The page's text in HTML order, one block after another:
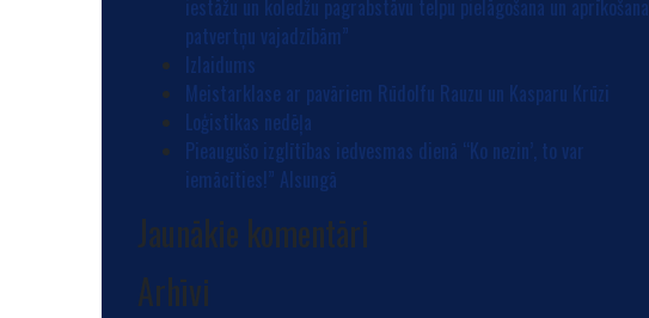
iestāžu un koledžu pagrabstāvu telpu pielāgošana un aprīkošana
patvertņu vajadzībām”
Izlaidums
Meistarklase ar pavāriem Rūdolfu Rauzu un Kasparu Krūzi
Loģistikas nedēļa
Pieaugušo izglītības iedvesmas dienā “Ko nezin’, to var
iemācīties!” Alsungā
Jaunākie komentāri
Arhīvi